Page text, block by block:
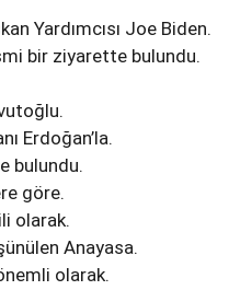
Yardımcısı Joe Biden.
bir ziyarette bulundu.
Erdoğan’la.
bulundu.
göre.
olarak.
Anayasa.
olarak.